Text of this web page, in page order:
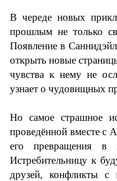
В череде новых
прошлым не только
Появление в
открыть новые
чувства к нему не
узнает о чудовищных
Но самое страшное
проведённой вместе с
его превращения в
Истребительницу к
друзей, конфликты с